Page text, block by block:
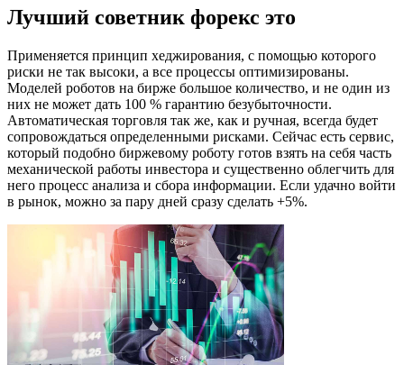
Лучший советник форекс это
Применяется принцип хеджирования, с помощью которого
риски не так высоки, а все процессы оптимизированы.
Моделей роботов на бирже большое количество, и не один из
них не может дать 100 % гарантию безубыточности.
Автоматическая торговля так же, как и ручная, всегда будет
сопровождаться определенными рисками. Сейчас есть сервис,
который подобно биржевому роботу готов взять на себя часть
механической работы инвестора и существенно облегчить для
него процесс анализа и сбора информации. Если удачно войти
в рынок, можно за пару дней сразу сделать +5%.